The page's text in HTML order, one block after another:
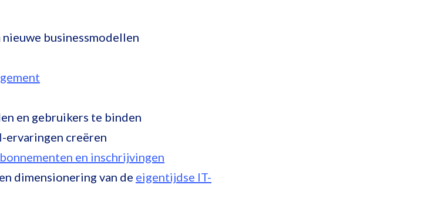
businessmodellen
en gebruikers te binden
ervaringen creëren
en inschrijvingen
dimensionering van de eigentijdse IT-